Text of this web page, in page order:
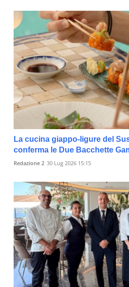
La cucina giappo-ligure del
conferma le Due Bacchette
Redazione 2 30 Lug 2026 15:15